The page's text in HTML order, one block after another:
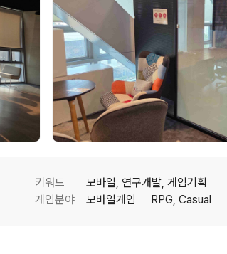
키워드
모바일, 연구개발, 게임기획
게임분야
모바일게임 RPG, Casual